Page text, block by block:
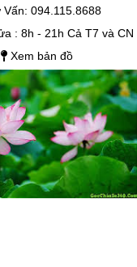
Vấn: 094.115.8688
: 8h - 21h Cả T7 và CN
Xem bản đồ